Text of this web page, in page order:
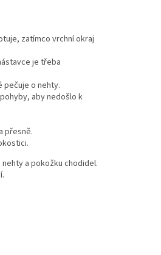
zatímco vrchní okraj
je třeba
pečuje o nehty.
aby nedošlo k
přesně.
a pokožku chodidel.